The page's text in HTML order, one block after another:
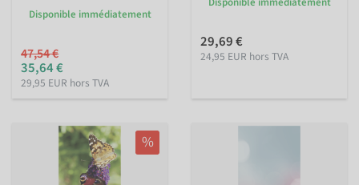
Disponible immédiatement
47,54 €
35,64 €
29,95 EUR hors TVA
29,69 €
24,95 EUR hors TVA
%